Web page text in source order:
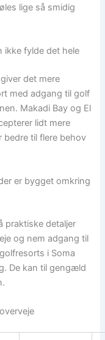
lige så smidig
ikke fylde det hele
det mere
med adgang til golf
Makadi Bay og El
lidt mere
bedre til flere behov
er bygget omkring
praktiske detaljer
og nem adgang til
i Soma
De kan til gengæld